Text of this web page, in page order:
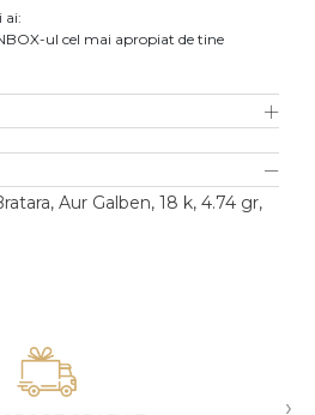
ai:
ul cel mai apropiat de tine
Aur Galben, 18 k, 4.74 gr,
›